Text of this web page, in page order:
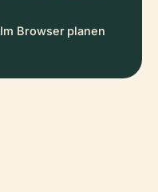
Im Browser planen